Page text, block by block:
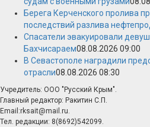
Берега Керченского пролива
последствий разлива
Спасатели эвакуировали
Бахчисараем08.08.2026 09:00
В Севастополе наградили
отрасли08.08.2026 08:30
Учредитель: ООО "Русский Крым".
Главный редактор: Ракитин С.П.
Email:rksait@mail.ru.
Тел. редакции: 8(8692)542099.